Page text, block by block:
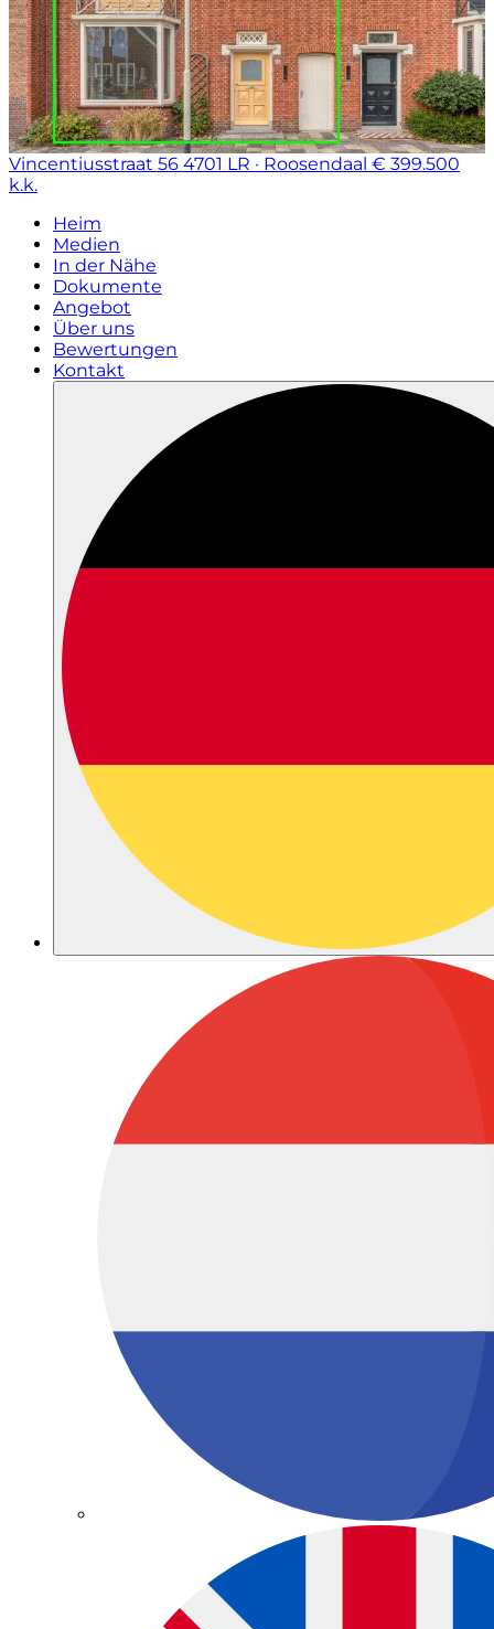
Vincentiusstraat 56 4701 LR · Roosendaal € 399.500
k.k.
Heim
Medien
In der Nähe
Dokumente
Angebot
Über uns
Bewertungen
Kontakt